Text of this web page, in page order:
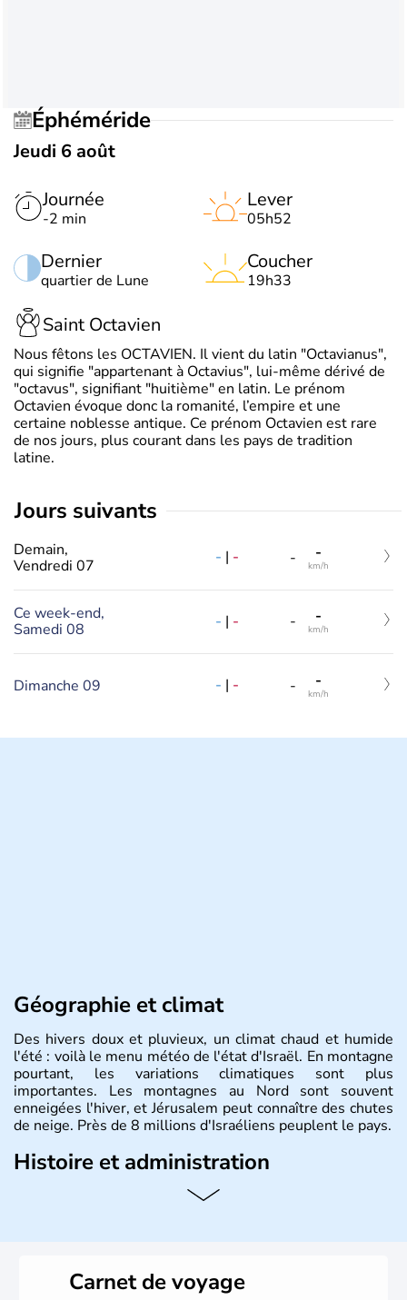
Éphéméride
Jeudi 6 août
Journée
-2 min
Dernier
quartier de Lune
Lever
05h52
Coucher
19h33
Saint Octavien
Nous fêtons les OCTAVIEN. Il vient du latin "Octavianus",
qui signifie "appartenant à Octavius", lui-même dérivé de
"octavus", signifiant "huitième" en latin. Le prénom
Octavien évoque donc la romanité, l’empire et une
certaine noblesse antique. Ce prénom Octavien est rare
de nos jours, plus courant dans les pays de tradition
latine.
jours suivants
Demain,
Vendredi 07
- | - - -
km/h
Ce week-end,
Samedi 08
- | - - -
km/h
Dimanche 09 - | - - -
km/h
Géographie et climat
Des hivers doux et pluvieux, un climat chaud et humide
l'été : voilà le menu météo de l'état d'Israël. En montagne
pourtant, les variations climatiques sont plus
importantes. Les montagnes au Nord sont souvent
enneigées l'hiver, et Jérusalem peut connaître des chutes
de neige. Près de 8 millions d'Israéliens peuplent le pays.
Histoire et administration
L'Israël est un état de la partie est de la Méditerranée,
vrai essor économique dans le domaine des nouvelles
Carnet de voyage